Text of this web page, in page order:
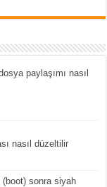
paylaşımı nasıl
nasıl düzeltilir
(boot) sonra siyah